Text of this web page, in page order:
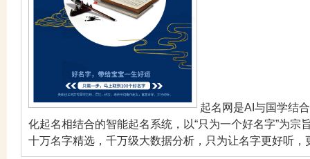
起名网是AI与国学结
化起名相结合的智能起名系统，以“只为一个好名字”为
十万名字精选，千万级大数据分析，只为让名字更好听，